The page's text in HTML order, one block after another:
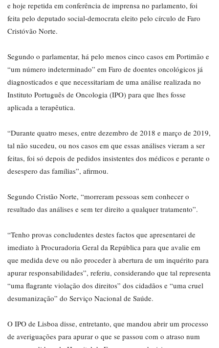
e hoje repetida em conferência de imprensa no parlamento, foi
feita pelo deputado social-democrata eleito pelo círculo de Faro
Cristóvão Norte.
Segundo o parlamentar, há pelo menos cinco casos em Portimão e
“um número indeterminado” em Faro de doentes oncológicos já
diagnosticados e que necessitariam de uma análise realizada no
Instituto Português de Oncologia (IPO) para que lhes fosse
aplicada a terapêutica.
“Durante quatro meses, entre dezembro de 2018 e março de 2019,
tal não sucedeu, ou nos casos em que essas análises vieram a ser
feitas, foi só depois de pedidos insistentes dos médicos e perante o
desespero das famílias”, afirmou.
Segundo Cristão Norte, “morreram pessoas sem conhecer o
resultado das análises e sem ter direito a qualquer tratamento”.
“Tenho provas concludentes destes factos que apresentarei de
imediato à Procuradoria Geral da República para que avalie em
que medida deve ou não proceder à abertura de um inquérito para
apurar responsabilidades”, referiu, considerando que tal representa
“uma flagrante violação dos direitos” dos cidadãos e “uma cruel
desumanização” do Serviço Nacional de Saúde.
O IPO de Lisboa disse, entretanto, que mandou abrir um processo
de averiguações para apurar o que se passou com o atraso num